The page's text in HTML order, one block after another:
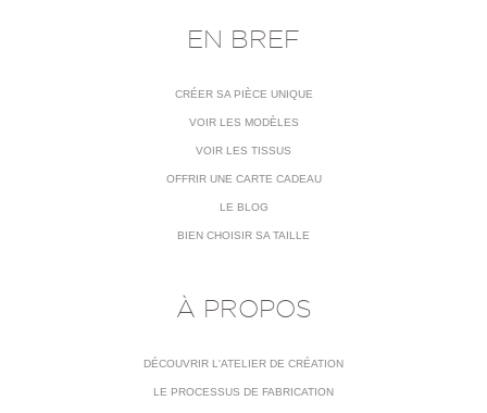
EN BREF
CRÉER SA PIÈCE UNIQUE
VOIR LES MODÈLES
VOIR LES TISSUS
OFFRIR UNE CARTE CADEAU
LE BLOG
BIEN CHOISIR SA TAILLE
À PROPOS
DÉCOUVRIR L'ATELIER DE CRÉATION
LE PROCESSUS DE FABRICATION